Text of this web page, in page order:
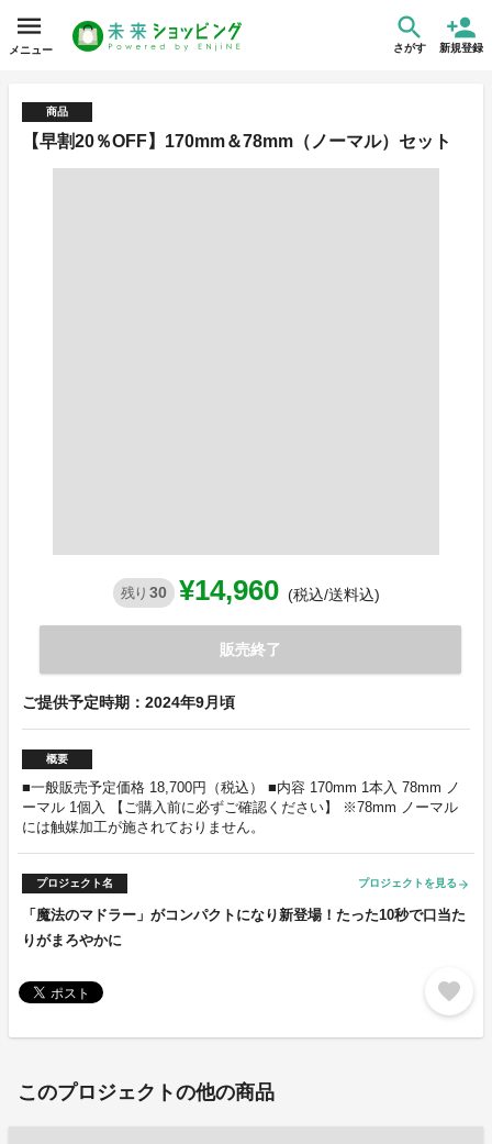
メニュー さがす 新規登録
商品
【早割20％OFF】170mm＆78mm（ノーマル）セット
残り 30 ¥14,960 (税込/送料込)
販売終了
ご提供予定時期：2024年9月頃
概要
■一般販売予定価格 18,700円（税込） ■内容 170mm 1本入 78mm ノ
ーマル 1個入 【ご購入前に必ずご確認ください】 ※78mm ノーマル
には触媒加工が施されておりません。
プロジェクト名 プロジェクトを見る arrow_forward
「魔法のマドラー」がコンパクトになり新登場！たった10秒で口当た
りがまろやかに
favorite
このプロジェクトの他の商品